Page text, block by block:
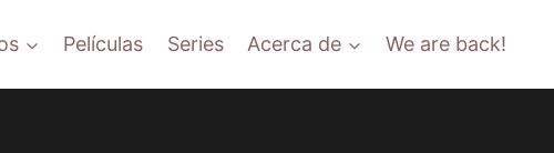
Películas Series Acerca de We are back!